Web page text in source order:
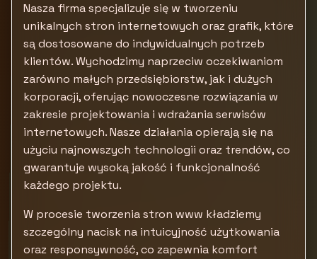
Nasza firma specjalizuje się w tworzeniu
unikalnych stron internetowych oraz grafik, które
są dostosowane do indywidualnych potrzeb
klientów. Wychodzimy naprzeciw oczekiwaniom
zarówno małych przedsiębiorstw, jak i dużych
korporacji, oferując nowoczesne rozwiązania w
zakresie projektowania i wdrażania serwisów
internetowych. Nasze działania opierają się na
użyciu najnowszych technologii oraz trendów, co
gwarantuje wysoką jakość i funkcjonalność
każdego projektu.
W procesie tworzenia stron www kładziemy
szczególny nacisk na intuicyjność użytkowania
oraz responsywność, co zapewnia komfort